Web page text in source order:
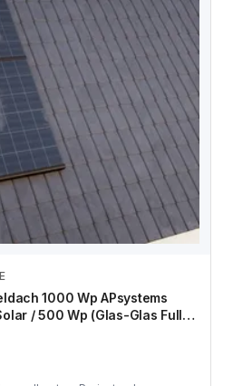
Angebot
1000 Wp APsystems
/ 500 Wp (Glas-Glas Full